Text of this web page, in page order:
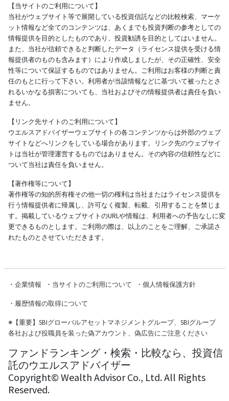
【当サイトのご利用について】
当社がウェブサイト等で展開している投資信託などの比較検索、マーケ
ット情報など全てのコンテンツは、あくまでも投資判断の参考としての
情報提供を目的としたものであり、投資勧誘を目的としてはいません。
また、当社が信頼できると判断したデータ（ライセンス提供を受ける情
報提供者のものも含みます）により作成しましたが、その正確性、安全
性等について保証するものではありません。ご利用はお客様の判断と責
任のもとに行って下さい。利用者が当該情報などに基づいて被ったとさ
れるいかなる損害についても、当社およびその情報提供者は責任を負い
ません。
【リンク先サイトのご利用について】
ウエルスアドバイザーウェブサイトの各コンテンツからは外部のウェブ
サイトなどへリンクをしている場合があります。リンク先のウェブサイ
トは当社が管理運営するものではありません。その内容の信頼性などに
ついて当社は責任を負いません。
【著作権等について】
著作権等の知的所有権その他一切の権利は当社またはライセンス提供を
行う情報提供者に帰属し、許可なく複製、転載、引用することを禁じま
す。掲載しているウェブサイトのURLや情報は、利用者への予告なしに変
更できるものとします。ご利用の際は、以上のことをご理解、ご承諾さ
れたものとさせていただきます。
・ 企業情報 ・ 当サイトのご利用について ・ 個人情報保護方針
・ 履歴情報の取得について
※【重要】SBIグローバルアセットマネジメントグループ、SBIグループ
各社および役職員を装った偽アカウント、偽広告にご注意ください
ファンドランキング・検索・比較なら、投資信
託のウエルスアドバイザー
Copyright© Wealth Advisor Co., Ltd. All Rights
Reserved.